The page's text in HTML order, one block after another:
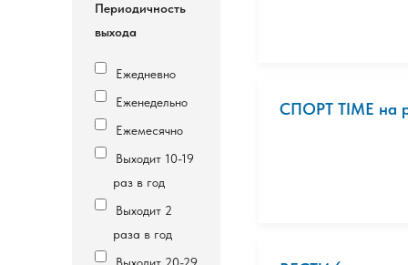
Периодичность
выхода
Ежедневно
Еженедельно
Ежемесячно
Выходит 10-19
раз в год
Выходит 2
раза в год
СПОРТ TIME на